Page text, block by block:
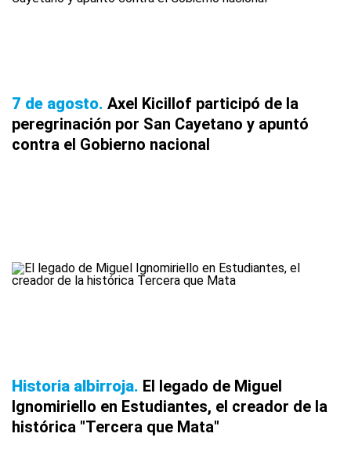
7 de agosto Axel Kicillof participó de la
peregrinación por San Cayetano y apuntó
contra el Gobierno nacional
Historia albirroja El legado de Miguel
Ignomiriello en Estudiantes, el creador de la
histórica "Tercera que Mata"